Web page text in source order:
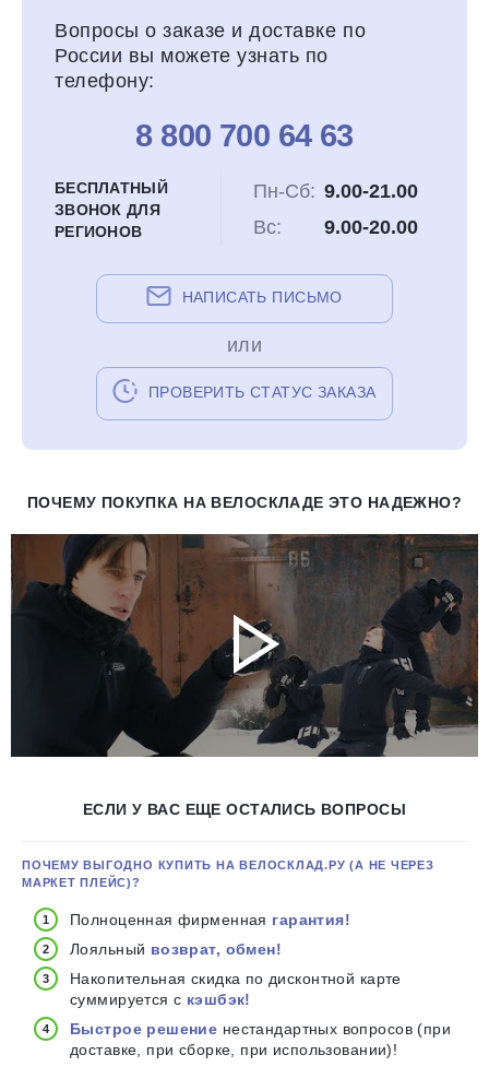
Вопросы о заказе и доставке по
России вы можете узнать по
телефону:
8 800 700 64 63
БЕСПЛАТНЫЙ
ЗВОНОК ДЛЯ
РЕГИОНОВ
Пн-Сб: 9.00-21.00
Вс:
9.00-20.00
НАПИСАТЬ ПИСЬМО
или
ПРОВЕРИТЬ СТАТУС ЗАКАЗА
ПОЧЕМУ ПОКУПКА НА ВЕЛОСКЛАДЕ ЭТО НАДЕЖНО?
ЕСЛИ У ВАС ЕЩЕ ОСТАЛИСЬ ВОПРОСЫ
ПОЧЕМУ ВЫГОДНО КУПИТЬ НА ВЕЛОСКЛАД.РУ (А НЕ ЧЕРЕЗ
МАРКЕТ ПЛЕЙС)?
Полноценная фирменная гарантия!
Лояльный возврат, обмен!
Накопительная скидка по дисконтной карте
суммируется с кэшбэк!
Быстрое решение нестандартных вопросов (при
доставке, при сборке, при использовании)!